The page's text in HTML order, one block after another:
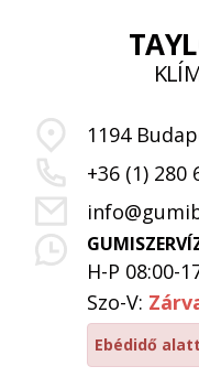
1194
+36 (1) 280
H-P 08:00-
Szo-V:
Ebédidő